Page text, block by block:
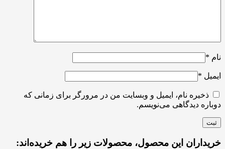
نام *
ایمیل *
ذخیره نام، ایمیل و وبسایت من در مرورگر برای زمانی که
دوباره دیدگاهی می‌نویسم.
خریداران این محصول، محصولات زیر را هم خریده‌اند: